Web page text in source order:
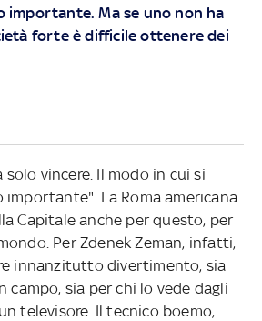
importante. Ma se uno non ha
forte è difficile ottenere dei
solo vincere. Il modo in cui si
La Roma americana
Capitale anche per questo, per
Per Zdenek Zeman, infatti,
innanzitutto divertimento, sia
campo, sia per chi lo vede dagli
televisore. Il tecnico boemo,